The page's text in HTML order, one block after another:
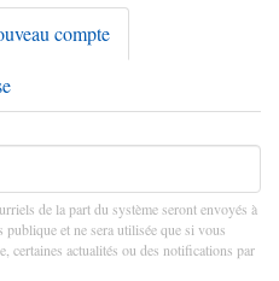
compte
actif)
de la part du système seront envoyés à
publique et ne sera utilisée que si vous
certaines actualités ou des notifications par